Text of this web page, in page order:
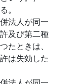
。
法人が同一
及び第二種
たときは、
は失効した